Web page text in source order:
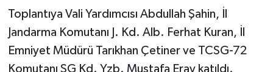
Toplantıya Vali Yardımcısı Abdullah Şahin, İl
Jandarma Komutanı J. Kd. Alb. Ferhat Kuran, İl
Emniyet Müdürü Tarıkhan Çetiner ve TCSG-72
Komutanı SG Kd. Yzb. Mustafa Eray katıldı.